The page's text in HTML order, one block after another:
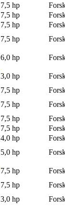
7,5 hp
7,5 hp
7,5 hp
7,5 hp
6,0 hp
3,0 hp
7,5 hp
7,5 hp
7,5 hp
7,5 hp
4,0 hp
5,0 hp
7,5 hp
7,5 hp
3,0 hp